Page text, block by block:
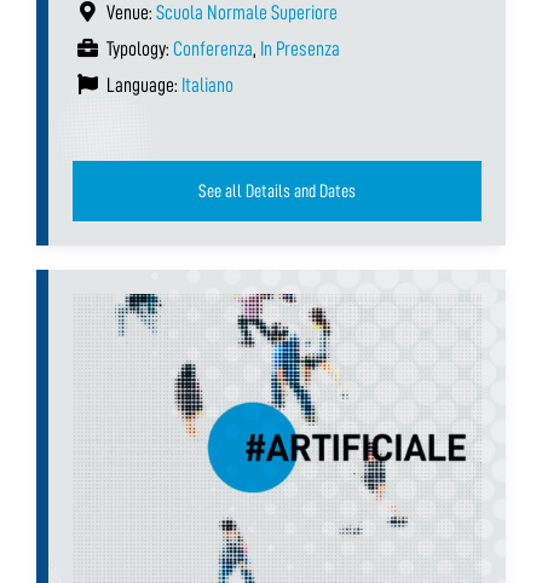
Venue: Scuola Normale Superiore
Typology: Conferenza, In Presenza
Language: Italiano
See all Details and Dates